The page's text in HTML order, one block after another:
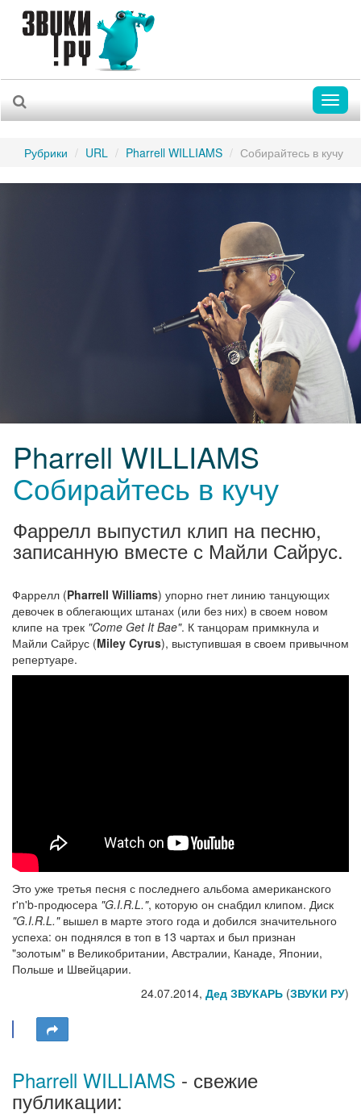
Рубрики URL Pharrell WILLIAMS Собирайтесь в кучу
Pharrell WILLIAMS
Собирайтесь в кучу
Фаррелл выпустил клип на песню,
записанную вместе с Майли Сайрус.
Фаррелл (Pharrell Williams) упорно гнет линию танцующих
девочек в облегающих штанах (или без них) в своем новом
клипе на трек "Come Get It Bae". К танцорам примкнула и
Майли Сайрус (Miley Cyrus), выступившая в своем привычном
репертуаре.
Это уже третья песня с последнего альбома американского
r'n'b-продюсера "G.I.R.L.", которую он снабдил клипом. Диск
"G.I.R.L."вышел в марте этого года и добился значительного
успеха: он поднялся в топ в 13 чартах и был признан
"золотым" в Великобритании, Австралии, Канаде, Японии,
Польше и Швейцарии.
24.07.2014, Дед ЗВУКАРЬ (ЗВУКИ РУ)
Pharrell WILLIAMS - свежие
публикации: